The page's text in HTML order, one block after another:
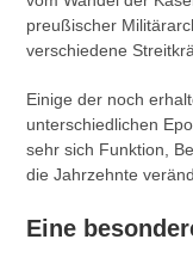
preußischer
verschiedene
Einige der noch
unterschiedlichen
sehr sich Funktion,
die Jahrzehnte
Eine